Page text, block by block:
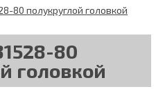
80 полукруглой головкой
80
головкой